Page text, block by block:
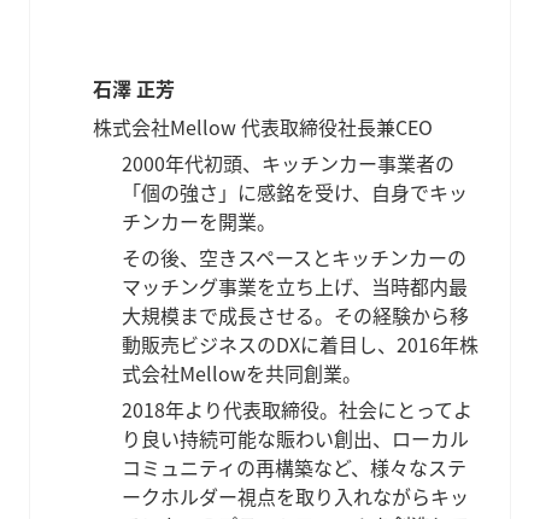
石澤 正芳
株式会社Mellow 代表取締役社長兼CEO
2000年代初頭、キッチンカー事業者の
「個の強さ」に感銘を受け、自身でキッ
チンカーを開業。
その後、空きスペースとキッチンカーの
マッチング事業を立ち上げ、当時都内最
大規模まで成長させる。その経験から移
動販売ビジネスのDXに着目し、2016年株
式会社Mellowを共同創業。
2018年より代表取締役。社会にとってよ
り良い持続可能な賑わい創出、ローカル
コミュニティの再構築など、様々なステ
ークホルダー視点を取り入れながらキッ